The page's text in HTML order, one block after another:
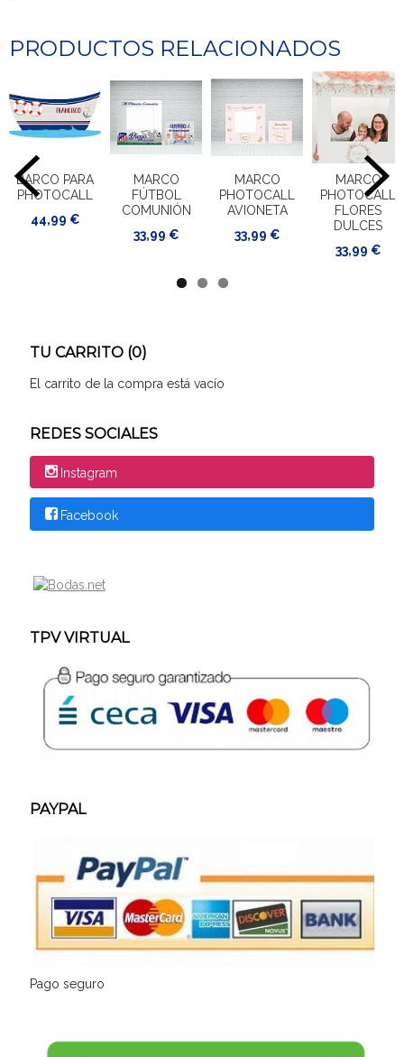
TU CARRITO (0)
El carrito de la compra está vacío
REDES SOCIALES
Instagram
Facebook
TPV VIRTUAL
PAYPAL
Pago seguro
PRODUCTOS RELACIONADOS
BARCO PARA
PHOTOCALL
44,99 €
MARCO
FÚTBOL
COMUNIÓN
33,99 €
MARCO
PHOTOCALL
AVIONETA
33,99 €
MARCO
PHOTOCALL
FLORES
DULCES
33,99 €